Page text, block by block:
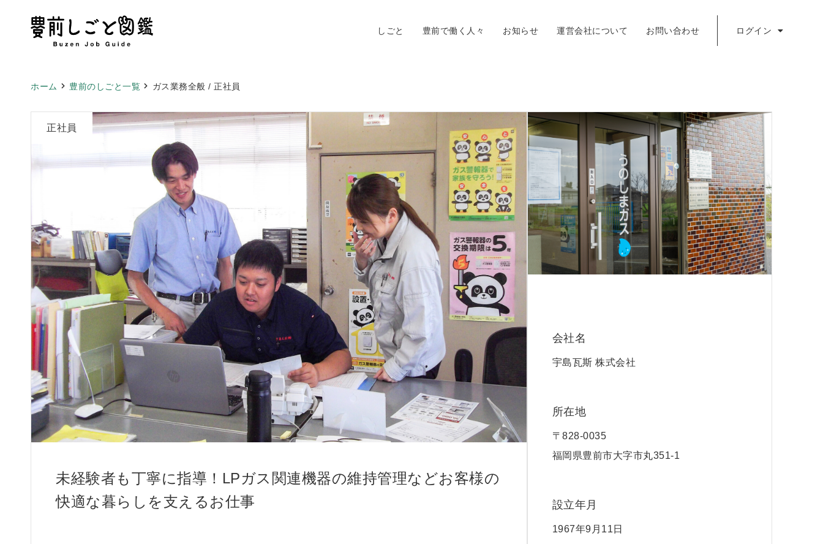
しごと 豊前で働く人々 お知らせ 運営会社について お問い合わせ ログイン
ホーム
豊前のしごと一覧 ガス業務全般 / 正社員
正社員
未経験者も丁寧に指導！LPガス関連機器の維持管理などお客様の
快適な暮らしを支えるお仕事
会社名
宇島瓦斯 株式会社
所在地
〒828-0035
福岡県豊前市大字市丸351-1
設立年月
1967年9月11日